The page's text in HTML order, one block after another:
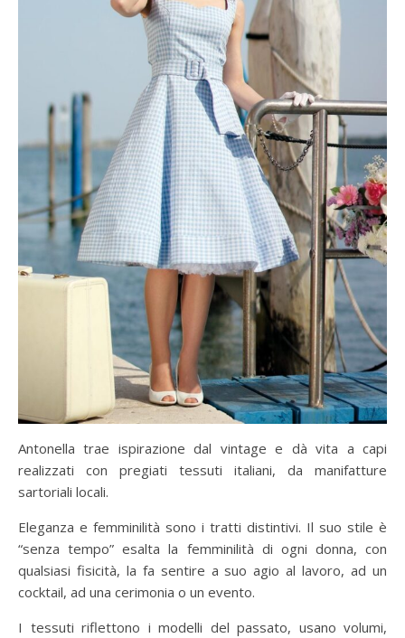
Antonella trae ispirazione dal vintage e dà vita a capi
realizzati con pregiati tessuti italiani, da manifatture
sartoriali locali.
Eleganza e femminilità sono i tratti distintivi. Il suo stile è
“senza tempo” esalta la femminilità di ogni donna, con
qualsiasi fisicità, la fa sentire a suo agio al lavoro, ad un
cocktail, ad una cerimonia o un evento.
I tessuti riflettono i modelli del passato, usano volumi,